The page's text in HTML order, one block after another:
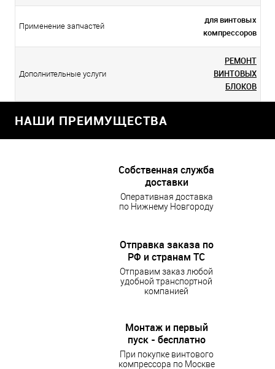
Применение запчастей
для винтовых
компрессоров
Дополнительные услуги
РЕМОНТ
ВИНТОВЫХ
БЛОКОВ
НАШИ ПРЕИМУЩЕСТВА
Собственная служба
доставки
Оперативная доставка
по Нижнему Новгороду
Отправка заказа по
РФ и странам ТС
Отправим заказ любой
удобной транспортной
компанией
Монтаж и первый
пуск - бесплатно
При покупке винтового
компрессора по Москве